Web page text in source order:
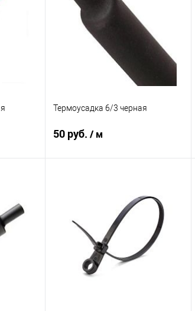
К сравнению
Термоусадка 6/3 черная
50 руб. / м
В избранное